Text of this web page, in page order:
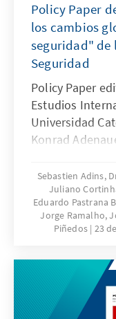
Policy Paper
los cambios
seguridad" de
Seguridad
Policy Paper
Estudios
Universidad
Konrad
Sebastien Adins,
Juliano
Eduardo Pastrana
Jorge Ramalho,
Piñedos 23